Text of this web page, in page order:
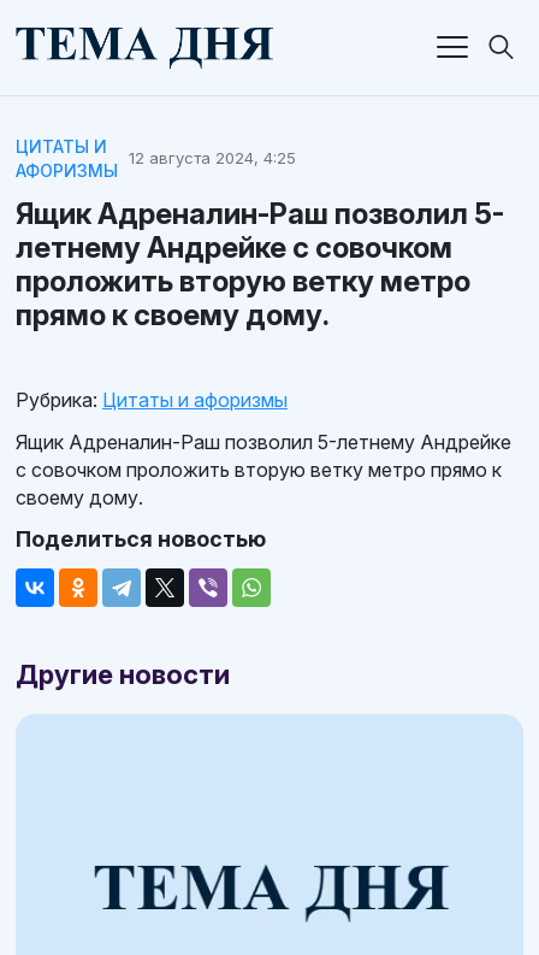
ЦИТАТЫ И
АФОРИЗМЫ
12 августа 2024, 4:25
Ящик Адреналин-Раш позволил 5-
летнему Андрейке с совочком
проложить вторую ветку метро
прямо к своему дому.
Рубрика: Цитаты и афоризмы
Ящик Адреналин-Раш позволил 5-летнему Андрейке
с совочком проложить вторую ветку метро прямо к
своему дому.
Поделиться новостью
Другие новости